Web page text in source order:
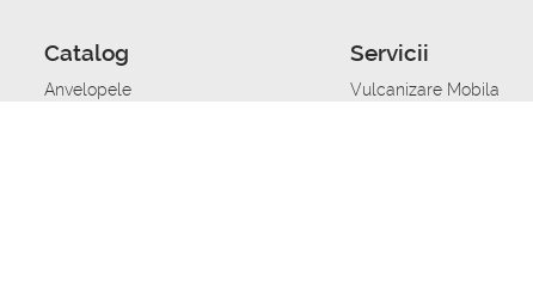
Catalog
Anvelopele
Servicii
Vulcanizare Mobila